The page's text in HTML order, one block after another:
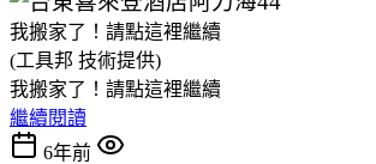
我搬家了！請點這裡繼續
(工具邦 技術提供)
我搬家了！請點這裡繼續
繼續閱讀
6年前